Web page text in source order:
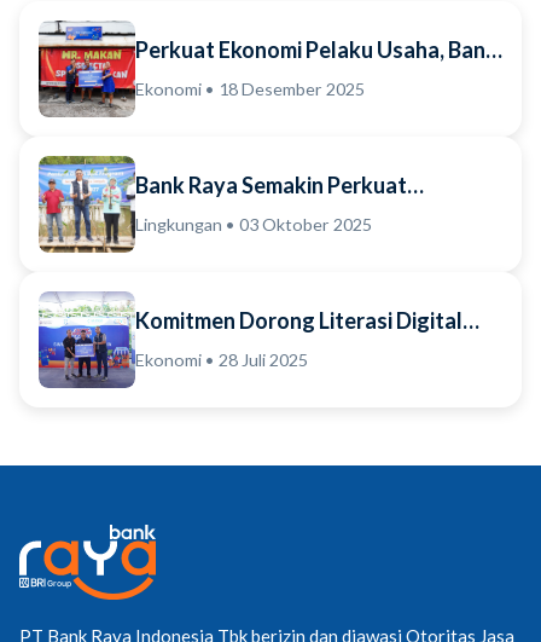
Perkuat Ekonomi Pelaku Usaha, Bank
Raya Serahkan Dukungan Prasarana
Ekonomi • 18 Desember 2025
Bank Raya Semakin Perkuat
Komitmen Implementasi Ekosistem
Lingkungan • 03 Oktober 2025
Komitmen Dorong Literasi Digital
dan Kemajuan Bisnis Pelaku Usaha,
Ekonomi • 28 Juli 2025
PT Bank Raya Indonesia Tbk berizin dan diawasi Otoritas Jasa